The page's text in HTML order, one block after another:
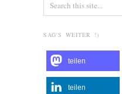
SAG'S WEITER !)
teilen
teilen